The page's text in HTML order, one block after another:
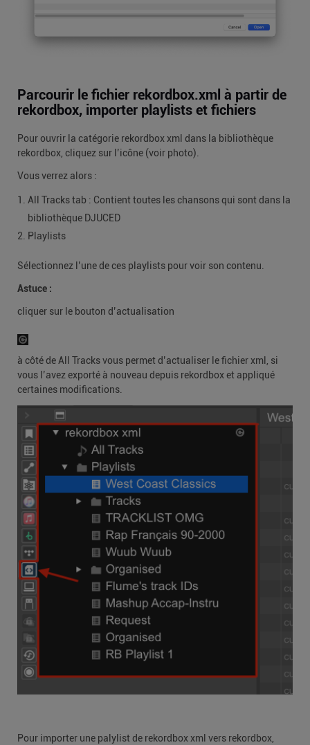
Parcourir le fichier rekordbox.xml à partir de
rekordbox, importer playlists et fichiers
Pour ouvrir la catégorie rekordbox xml dans la bibliothèque
rekordbox, cliquez sur l’icône (voir photo).
Vous verrez alors :
All Tracks tab : Contient toutes les chansons qui sont dans la
bibliothèque DJUCED
Playlists
Sélectionnez l’une de ces playlists pour voir son contenu.
Astuce :
cliquer sur le bouton d’actualisation
à côté de All Tracks vous permet d’actualiser le fichier xml, si
vous l’avez exporté à nouveau depuis rekordbox et appliqué
certaines modifications.
Pour importer une palylist de rekordbox xml vers rekordbox,